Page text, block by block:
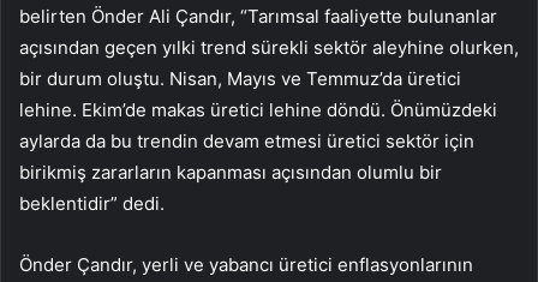
belirten Önder Ali Çandır, “Tarımsal faaliyette bulunanlar
açısından geçen yılki trend sürekli sektör aleyhine olurken,
bir durum oluştu. Nisan, Mayıs ve Temmuz’da üretici
lehine. Ekim’de makas üretici lehine döndü. Önümüzdeki
aylarda da bu trendin devam etmesi üretici sektör için
birikmiş zararların kapanması açısından olumlu bir
beklentidir” dedi.
Önder Çandır, yerli ve yabancı üretici enflasyonlarının